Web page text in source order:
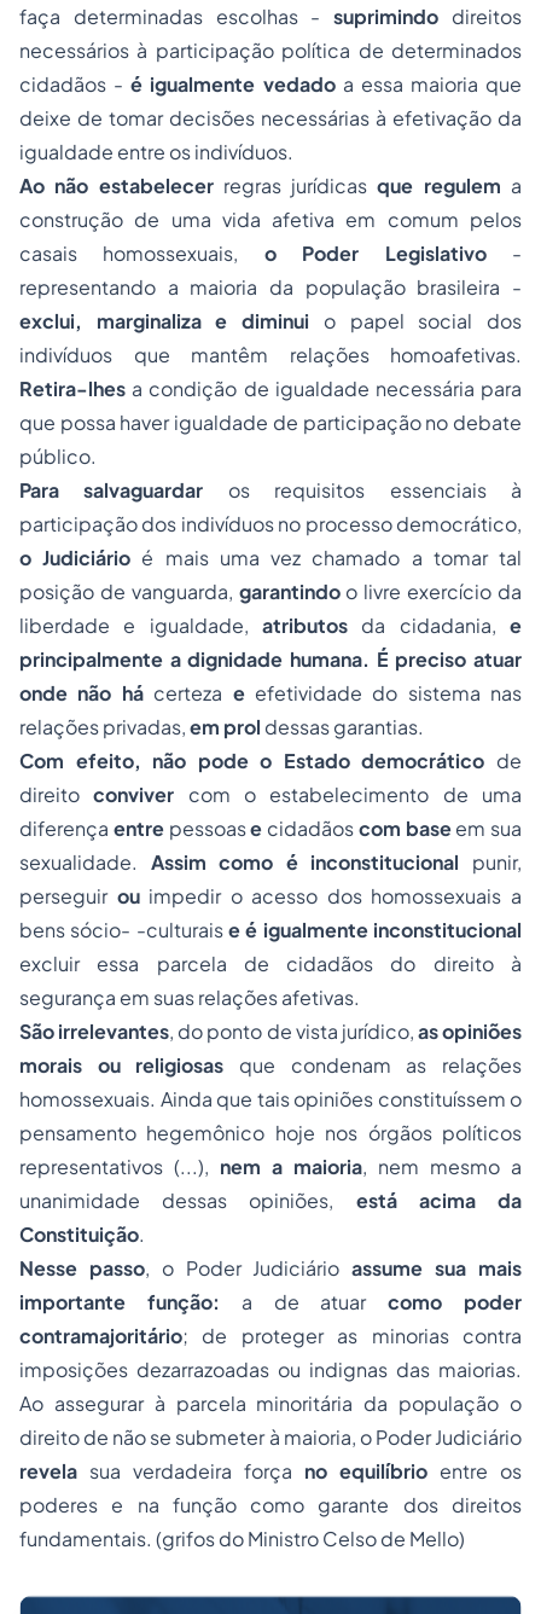
faça determinadas escolhas -suprimindo direitos
necessários à participação política de determinados
cidadãos -é igualmente vedadoa essa maioria que
deixe de tomar decisões necessárias à efetivação da
igualdade entre os indivíduos.
Ao não estabelecerregras jurídicasque regulem a
construção de uma vida afetiva em comum pelos
casais homossexuais, o Poder Legislativo-
representando a maioria da população brasileira -
exclui, marginaliza e diminui o papel social dos
indivíduos que mantêm relações homoafetivas.
Retira-lhes a condição de igualdade necessária para
que possa haver igualdade de participação no debate
público.
Para salvaguardar os requisitos essenciais à
participação dos indivíduos no processo democrático,
o Judiciário é mais uma vez chamado a tomar tal
posição de vanguarda, garantindoo livre exercício da
liberdade e igualdade, atributos da cidadania, e
principalmente a dignidade humana. É preciso atuar
onde não hácerteza eefetividade do sistema nas
relações privadas,em prol dessas garantias.
Com efeito, não pode o Estado democrático de
direitoconviver com o estabelecimento de uma
diferença entrepessoase cidadãoscom baseem sua
sexualidade. Assim como é inconstitucional punir,
perseguir ouimpedir o acesso dos homossexuais a
bens sócio- -culturaise é igualmente inconstitucional
excluir essa parcela de cidadãos do direito à
segurança em suas relações afetivas.
São irrelevantes, do ponto de vista jurídico,as opiniões
morais ou religiosas que condenam as relações
homossexuais. Ainda que tais opiniões constituíssem o
pensamento hegemônico hoje nos órgãos políticos
representativos (...), nem a maioria, nem mesmo a
unanimidade dessas opiniões, está acima da
Constituição.
Nesse passo, o Poder Judiciárioassume sua mais
importante função: a de atuarcomo poder
contramajoritário; de proteger as minorias contra
imposições dezarrazoadas ou indignas das maiorias.
Ao assegurar à parcela minoritária da população o
direito de não se submeter à maioria, o Poder Judiciário
revela sua verdadeira força no equilíbrio entre os
poderes e na função como garante dos direitos
fundamentais. (grifos do Ministro Celso de Mello)